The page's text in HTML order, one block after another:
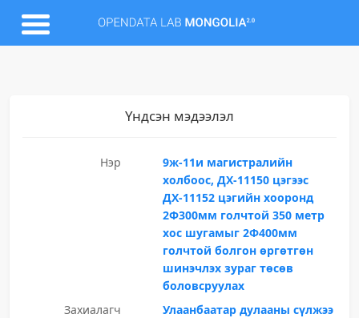
Үндсэн мэдээлэл
Нэр
9ж-11и магистралийн
холбоос, ДХ-11150 цэгээс
ДХ-11152 цэгийн хооронд
2Ф300мм голчтой 350 метр
хос шугамыг 2Ф400мм
голчтой болгон өргөтгөн
шинэчлэх зураг төсөв
боловсруулах
Захиалагч
Улаанбаатар дулааны сүлжээ